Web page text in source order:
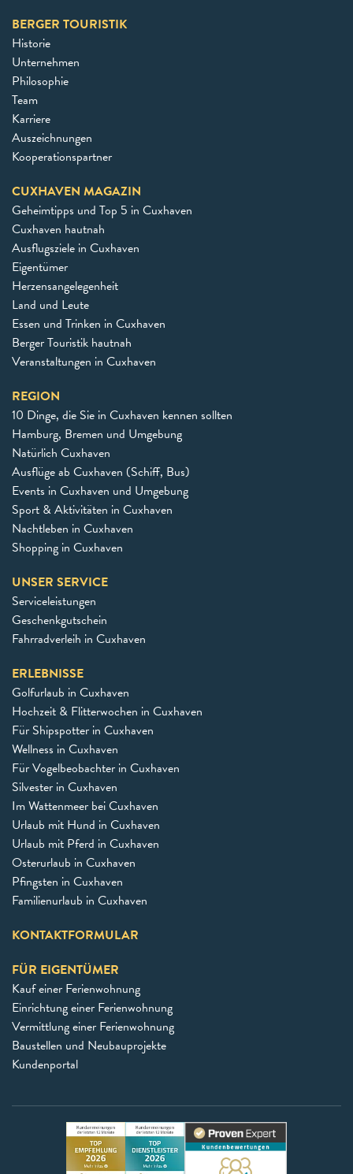
BERGER TOURISTIK
Historie
Unternehmen
Philosophie
Team
Karriere
Auszeichnungen
Kooperationspartner
CUXHAVEN MAGAZIN
Geheimtipps und Top 5 in Cuxhaven
Cuxhaven hautnah
Ausflugsziele in Cuxhaven
Eigentümer
Herzensangelegenheit
Land und Leute
Essen und Trinken in Cuxhaven
Berger Touristik hautnah
Veranstaltungen in Cuxhaven
REGION
10 Dinge, die Sie in Cuxhaven kennen sollten
Hamburg, Bremen und Umgebung
Natürlich Cuxhaven
Ausflüge ab Cuxhaven (Schiff, Bus)
Events in Cuxhaven und Umgebung
Sport & Aktivitäten in Cuxhaven
Nachtleben in Cuxhaven
Shopping in Cuxhaven
UNSER SERVICE
Serviceleistungen
Geschenkgutschein
Fahrradverleih in Cuxhaven
ERLEBNISSE
Golfurlaub in Cuxhaven
Hochzeit & Flitterwochen in Cuxhaven
Für Shipspotter in Cuxhaven
Wellness in Cuxhaven
Für Vogelbeobachter in Cuxhaven
Silvester in Cuxhaven
Im Wattenmeer bei Cuxhaven
Urlaub mit Hund in Cuxhaven
Urlaub mit Pferd in Cuxhaven
Osterurlaub in Cuxhaven
Pfingsten in Cuxhaven
Familienurlaub in Cuxhaven
KONTAKTFORMULAR
FÜR EIGENTÜMER
Kauf einer Ferienwohnung
Einrichtung einer Ferienwohnung
Vermittlung einer Ferienwohnung
Baustellen und Neubauprojekte
Kundenportal